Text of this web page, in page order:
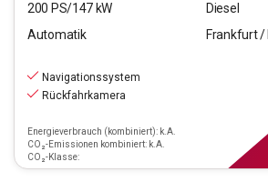
200 PS/147 kW
Diesel
Automatik
Frankfurt /
Navigationssystem
Rückfahrkamera
Energieverbrauch (kombiniert): k.A.
CO₂-Emissionen kombiniert: k.A.
CO₂-Klasse: